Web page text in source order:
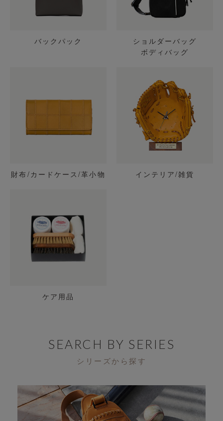
バックパック
ショルダーバッグ
ボディバッグ
財布/カードケース/革小物 インテリア/雑貨
ケア用品
SEARCH BY SERIES
シリーズから探す